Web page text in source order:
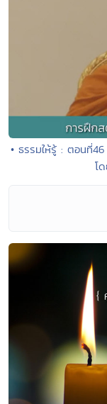
• ธรรมให้รู้ : ตอนที่
โ